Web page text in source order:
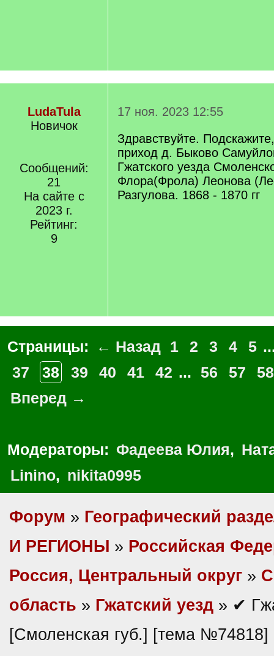
LudaTula
Новичок
Сообщений:
21
На сайте с
2023 г.
Рейтинг:
9
17 ноя. 2023 12:55
Здравствуйте.
приход д. Быково
Гжатского уезда
Флора(Фрола) Леонова
Разгулова. 1868 - 1870 гг
Страницы: ← Назад 1 2 3 4 5
37
38 39 40 41 42 ... 56 57
58
Вперед →
Модераторы: Фадеева Юлия,
Linino, nikita0995
Форум » Географический
И РЕГИОНЫ » Российская
Россия, Центральный округ »
область » Гжатский уезд » ✔
[Смоленская губ.] [тема №74818]